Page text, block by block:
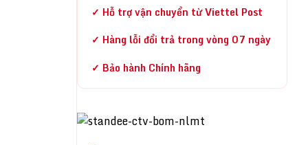
✓ Hỗ trợ vận chuyển từ Viettel Post
✓ Hàng lỗi đổi trả trong vòng 07 ngày
✓ Bảo hành Chính hãng